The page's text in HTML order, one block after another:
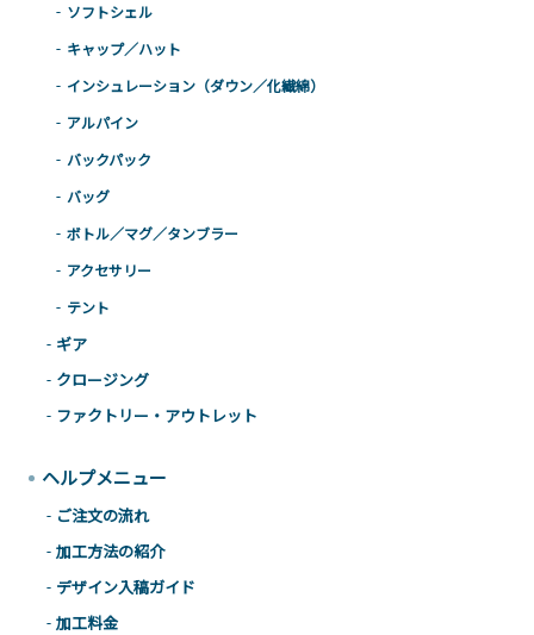
ソフトシェル
キャップ／ハット
インシュレーション（ダウン／化繊綿）
アルパイン
バックパック
バッグ
ボトル／マグ／タンブラー
アクセサリー
テント
ギア
クロージング
ファクトリー・アウトレット
ヘルプメニュー
ご注文の流れ
加工方法の紹介
デザイン入稿ガイド
加工料金